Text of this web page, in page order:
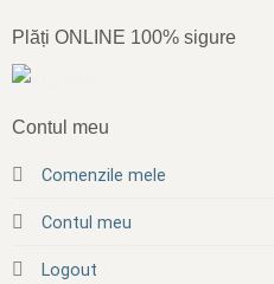
Plăți ONLINE 100% sigure
Contul meu
Comenzile mele
Contul meu
Logout